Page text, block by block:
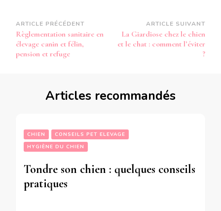
Navigation
d’article
ARTICLE PRÉCÉDENT
Règlementation sanitaire en
élevage canin et félin,
pension et refuge
ARTICLE SUIVANT
La Giardiose chez le chien
et le chat : comment l’éviter
?
Articles recommandés
CHIEN
CONSEILS PET ELEVAGE
HYGIÈNE DU CHIEN
Tondre son chien : quelques conseils
pratiques